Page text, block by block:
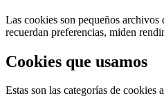
Las cookies son pequeños
recuerdan preferencias, miden
Cookies que usamos
Estas son las categorías de cookies